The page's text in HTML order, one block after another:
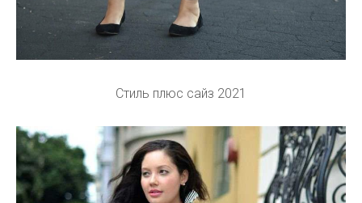
Стиль плюс сайз 2021